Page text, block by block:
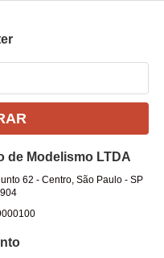
de Modelismo LTDA
62 - Centro, São Paulo- SP